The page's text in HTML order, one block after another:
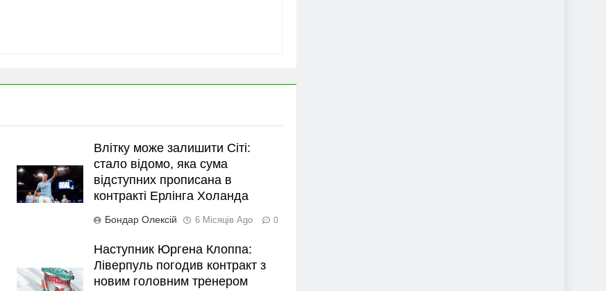
Влітку може залишити Сіті:
стало відомо, яка сума
відступних прописана в
контракті Ерлінга Холанда
Бондар Олексій 6 Місяців Ago 0
Наступник Юргена Клоппа:
Ліверпуль погодив контракт з
новим головним тренером